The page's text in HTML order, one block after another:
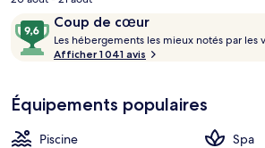
transports publics : Station Euljiro 1-ga se
Shichong, à 3 min.
de
CHF 347.
Avis
voyageurs
Coup de cœur
9,6
sur
10,
cœur
Les hébergements les mieux notés par les
Afficher 1 041 avis
Équipements populaires
Piscine
Spa